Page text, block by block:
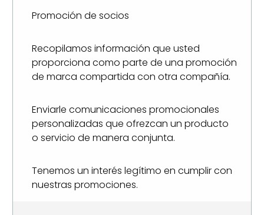
Promoción de socios
Recopilamos información que usted
proporciona como parte de una promoción
de marca compartida con otra compañía.
Enviarle comunicaciones promocionales
personalizadas que ofrezcan un producto
o servicio de manera conjunta.
Tenemos un interés legítimo en cumplir con
nuestras promociones.